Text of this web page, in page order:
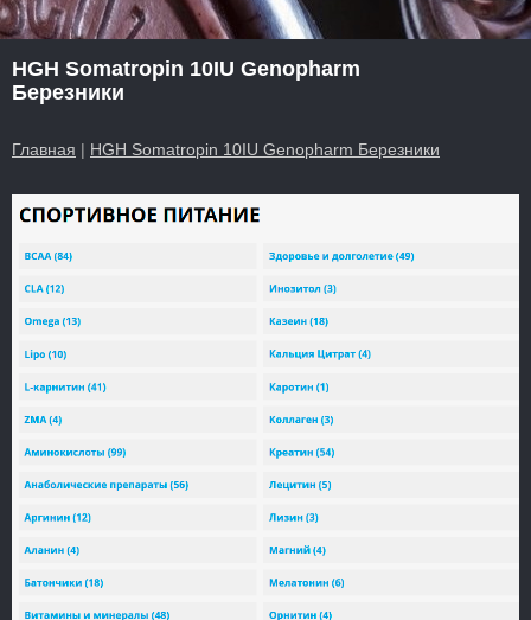
HGH Somatropin 10IU Genopharm
Березники
Главная | HGH Somatropin 10IU Genopharm Березники